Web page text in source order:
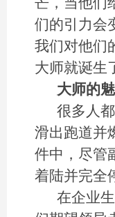
们的引力会
我们对他们
大师就诞生
大师的
很多人
滑出跑道并
件中，尽管
着陆并完全
在企业